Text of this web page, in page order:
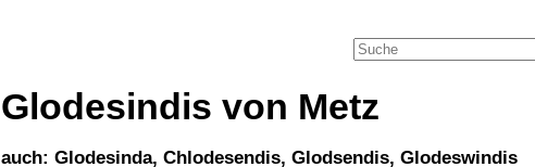
Glodesindis von Metz
auch: Glodesinda, Chlodesendis, Glodsendis, Glodeswindis